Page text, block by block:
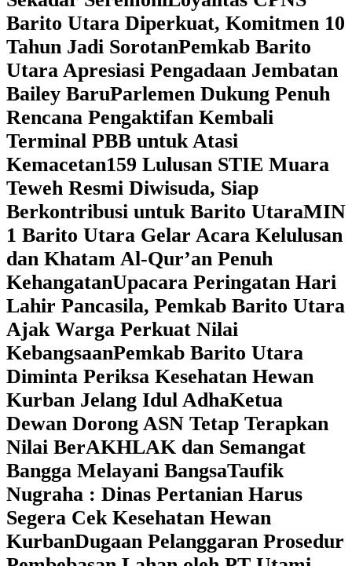
Barito Utara Diperkuat, Komitmen 10
Tahun Jadi SorotanPemkab Barito
Utara Apresiasi Pengadaan Jembatan
Bailey BaruParlemen Dukung Penuh
Rencana Pengaktifan Kembali
Terminal PBB untuk Atasi
Kemacetan159 Lulusan STIE Muara
Teweh Resmi Diwisuda, Siap
Berkontribusi untuk Barito UtaraMIN
1 Barito Utara Gelar Acara Kelulusan
dan Khatam Al-Qur’an Penuh
KehangatanUpacara Peringatan Hari
Lahir Pancasila, Pemkab Barito Utara
Ajak Warga Perkuat Nilai
KebangsaanPemkab Barito Utara
Diminta Periksa Kesehatan Hewan
Kurban Jelang Idul AdhaKetua
Dewan Dorong ASN Tetap Terapkan
Nilai BerAKHLAK dan Semangat
Bangga Melayani BangsaTaufik
Nugraha : Dinas Pertanian Harus
Segera Cek Kesehatan Hewan
KurbanDugaan Pelanggaran Prosedur